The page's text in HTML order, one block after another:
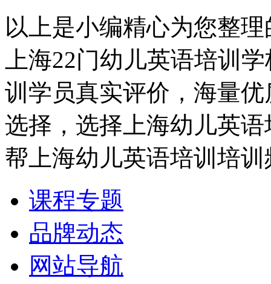
以上是小编精心为您整
上海22门幼儿英语培训
训学员真实评价，海量
选择，选择上海幼儿英
帮上海幼儿英语培训培训
课程专题
品牌动态
网站导航